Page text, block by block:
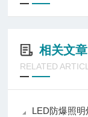
相关文章
RELATED
LED防爆照